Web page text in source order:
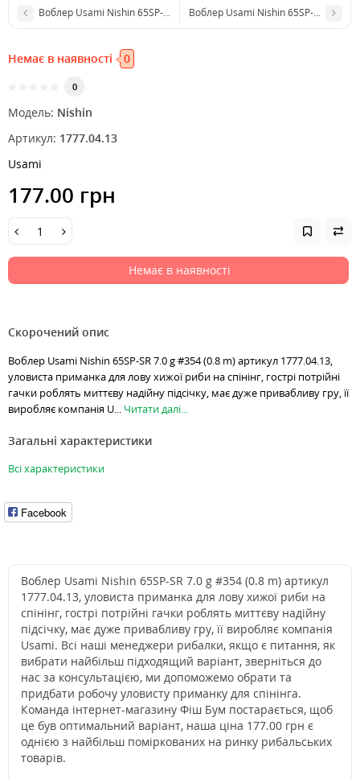
Воблер Usami Nishin 65SP-SR 7.0 g #337 (0.8 m)Воблер Usami Nishin 65SP-SR 7.0 g
Немає в наявності 0
0
Модель: Nishin
Артикул: 1777.04.13
Usami
177.00 грн
Немає в наявності
Скорочений опис
Воблер Usami Nishin 65SP-SR 7.0 g #354 (0.8 m) артикул 1777.04.13,
уловиста приманка для лову хижої риби на спінінг, гострі потрійні
гачки роблять миттєву надійну підсічку, має дуже привабливу гру, її
виробляє компанія U... Читати далі...
Загальні характеристики
Всі характеристики
Facebook
Воблер Usami Nishin 65SP-SR 7.0 g #354 (0.8 m) артикул
1777.04.13, уловиста приманка для лову хижої риби на
спінінг, гострі потрійні гачки роблять миттєву надійну
підсічку, має дуже привабливу гру, її виробляє компанія
Usami. Всі наші менеджери рибалки, якщо є питання, як
вибрати найбільш підходящий варіант, зверніться до
нас за консультацією, ми допоможемо обрати та
придбати робочу уловисту приманку для спінінга.
Команда інтернет-магазину Фіш Бум постарається, щоб
це був оптимальний варіант, наша ціна 177.00 грн є
однією з найбільш поміркованих на ринку рибальських
товарів.